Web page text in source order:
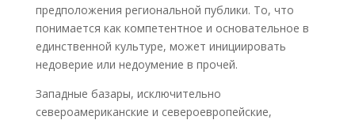
предположения региональной публики. То, что
понимается как компетентное и основательное в
единственной культуре, может инициировать
недоверие или недоумение в прочей.
Западные базары, исключительно
североамериканские и североевропейские,